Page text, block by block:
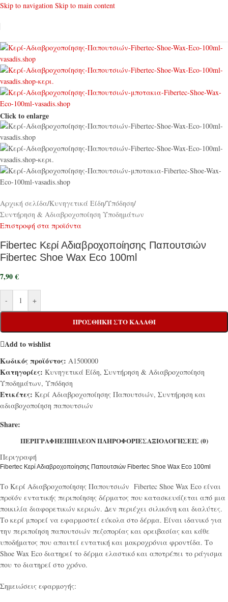
Skip to navigation Skip to main content
Click to enlarge
Αρχική σελίδα/Κυνηγετικά Είδη/Υπόδηση/
Συντήρηση & Αδιαβροχοποίηση Υποδημάτων
Επιστροφή στα προϊόντα
Fibertec Κερί Αδιαβροχοποίησης Παπουτσιών
Fibertec Shoe Wax Eco 100ml
7,90€
- +
ΠΡΟΣΘΉΚΗ ΣΤΟ ΚΑΛΆΘΙ
Add to wishlist
Κωδικός προϊόντος: A1500000
Κατηγορίες: Κυνηγετικά Είδη, Συντήρηση & Αδιαβροχοποίηση
Υποδημάτων, Υπόδηση
Ετικέτες: Κερί Αδιαβροχοποίησης Παπουτσιών, Συντήρηση και
αδιαβοχοποίηση παπουτσιών
Share:
ΠΕΡΙΓΡΑΦΉΕΠΙΠΛΈΟΝ ΠΛΗΡΟΦΟΡΊΕΣΑΞΙΟΛΟΓΉΣΕΙΣ (0)
Περιγραφή
Fibertec Κερί Αδιαβροχοποίησης Παπουτσιών Fibertec Shoe Wax Eco 100ml
Το Κερί Αδιαβροχοποίησης Παπουτσιών Fibertec Shoe Wax Eco είναι
προϊόν εντατικής περιποίησης δέρματος που κατασκευάζεται από μια
ποικιλία διαφορετικών κεριών. Δεν περιέχει σιλικόνη και διαλύτες.
Το κερί μπορεί να εφαρμοστεί εύκολα στο δέρμα. Είναι ιδανικό για
την περιποίηση παπουτσιών πεζοπορίας και ορειβασίας και κάθε
υποδήματος που απαιτεί εντατική και μακροχρόνια φροντίδα. Το
Shoe Wax Eco διατηρεί το δέρμα ελαστικό και αποτρέπει το ράγισμα
που το διατηρεί στο χρόνο.
Σημειώσεις εφαρμογής: